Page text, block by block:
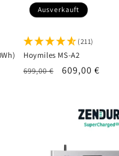
Ausverkauft
(211)
Hoymiles MS-A2
Normaler
699,00 € Verkaufspreis
609,00 €